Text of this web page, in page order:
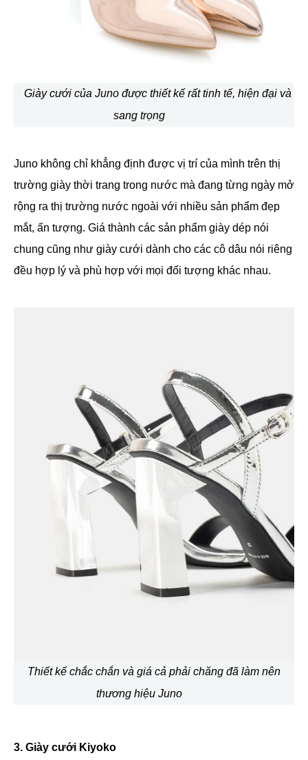
Giày cưới của Juno được thiết kế rất tinh tế, hiện đại và
sang trọng
Juno không chỉ khẳng định được vị trí của mình trên thị
trường giày thời trang trong nước mà đang từng ngày mở
rộng ra thị trường nước ngoài với nhiều sản phẩm đẹp
mắt, ấn tượng. Giá thành các sản phẩm giày dép nói
chung cũng như giày cưới dành cho các cô dâu nói riêng
đều hợp lý và phù hợp với mọi đối tượng khác nhau.
Thiết kế chắc chắn và giá cả phải chăng đã làm nên
thương hiệu Juno
3. Giày cưới Kiyoko